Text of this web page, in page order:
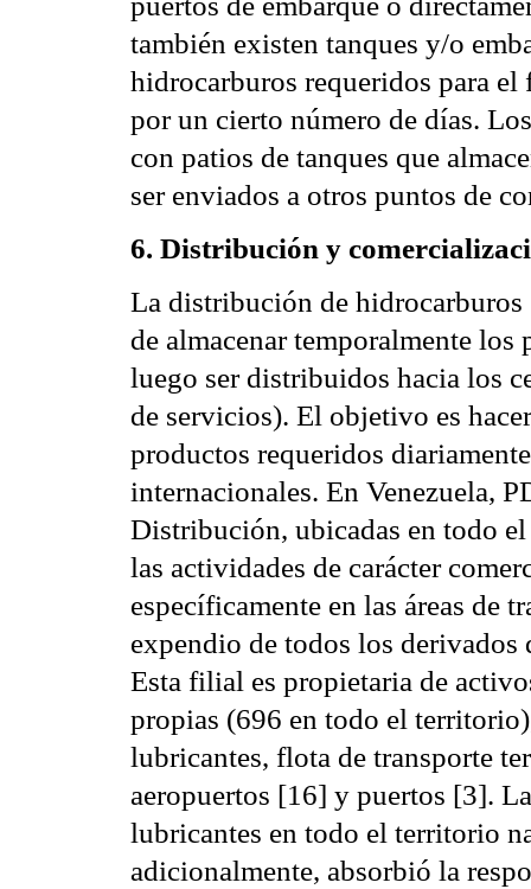
también existen tanques y/o
hidrocarburos requeridos para
por un cierto número de días.
con patios de tanques que
ser enviados a otros puntos de
6. Distribución y
La distribución de hidrocarburos
de almacenar temporalmente
luego ser distribuidos hacia los
de servicios). El objetivo es
productos requeridos
internacionales. En Venezuela,
Distribución, ubicadas en todo
las actividades de carácter
específicamente en las áreas de
expendio de todos los derivados
Esta filial es propietaria de
propias (696 en todo el
lubricantes, flota de transporte
aeropuertos [16] y puertos [3].
lubricantes en todo el territorio
adicionalmente, absorbió la